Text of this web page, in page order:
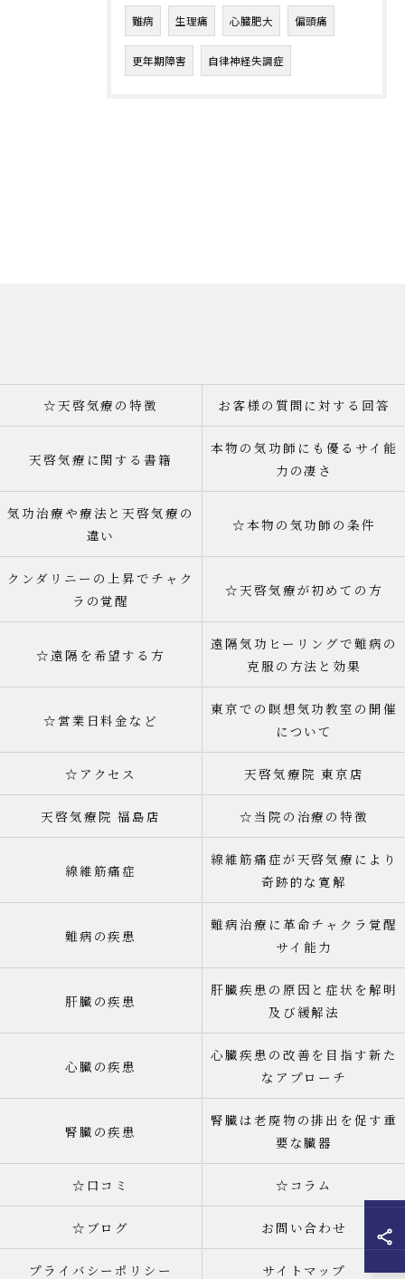
難病 生理痛 心臓肥大 偏頭痛
更年期障害 自律神経失調症
☆天啓気療の特徴 お客様の質問に対する回答
天啓気療に関する書籍
本物の気功師にも優るサイ能
力の凄さ
気功治療や療法と天啓気療の
違い
☆本物の気功師の条件
クンダリニーの上昇でチャク
ラの覚醒
☆天啓気療が初めての方
☆遠隔を希望する方
遠隔気功ヒーリングで難病の
克服の方法と効果
☆営業日料金など
東京での瞑想気功教室の開催
について
☆アクセス 天啓気療院 東京店
天啓気療院 福島店 ☆当院の治療の特徴
線維筋痛症
線維筋痛症が天啓気療により
奇跡的な寛解
難病の疾患
難病治療に革命チャクラ覚醒
サイ能力
肝臓の疾患
肝臓疾患の原因と症状を解明
及び緩解法
心臓の疾患
心臓疾患の改善を目指す新た
なアプローチ
腎臓の疾患
腎臓は老廃物の排出を促す重
要な臓器
☆口コミ ☆コラム
☆ブログ お問い合わせ
プライバシーポリシー サイトマップ